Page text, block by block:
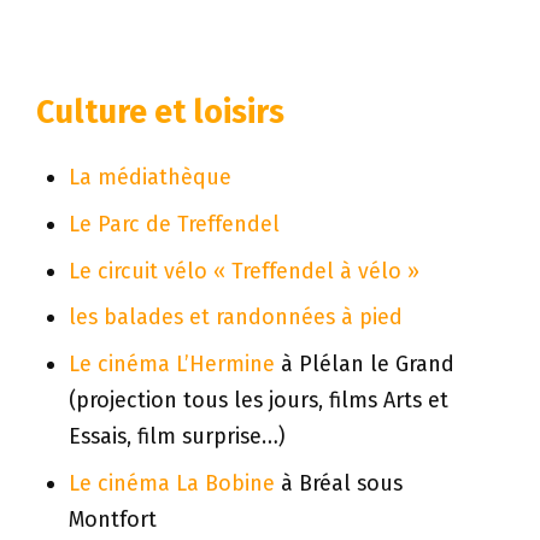
Culture et loisirs
La médiathèque
Le Parc de Treffendel
Le circuit vélo « Treffendel à vélo »
les balades et randonnées à pied
Le cinéma L’Hermine à Plélan le Grand
(projection tous les jours, films Arts et
Essais, film surprise…)
Le cinéma La Bobine à Bréal sous
Montfort